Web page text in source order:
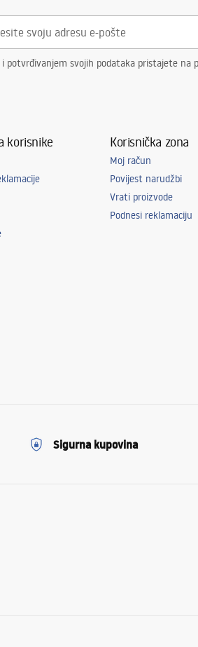
12W
24 mjeseca
i potvrđivanjem svojih podataka pristajete
korisnike Korisnička zona
Moj račun
Povijest narudžbi
Vrati proizvode
Podnesi reklamaciju
Sigurna kupovina